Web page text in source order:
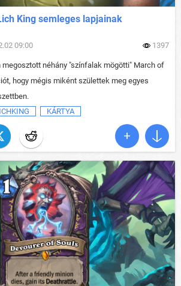
King semleges lapjainak
09:00 1397
megosztott néhány "színfalak mögötti" March of
hogy mégis miként születtek meg egyes
KÁRTYA